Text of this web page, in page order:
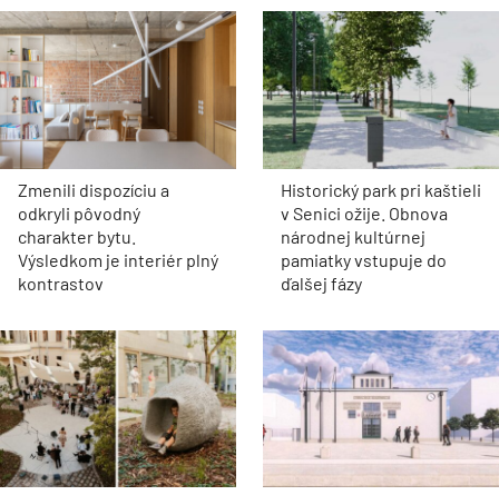
Zmenili dispozíciu a
odkryli pôvodný
charakter bytu.
Výsledkom je interiér plný
kontrastov
Historický park pri kaštieli
v Senici ožije. Obnova
národnej kultúrnej
pamiatky vstupuje do
ďalšej fázy